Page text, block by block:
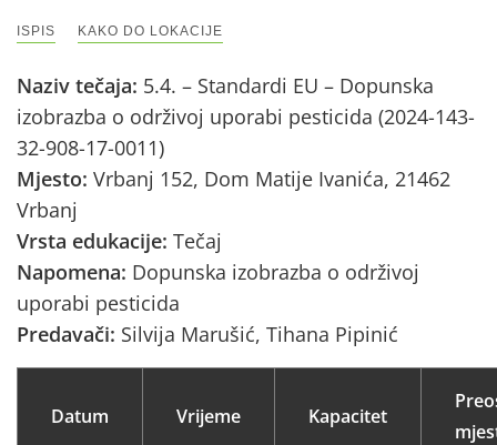
ISPIS KAKO DO LOKACIJE
Naziv tečaja: 5.4. – Standardi EU – Dopunska
izobrazba o održivoj uporabi pesticida (2024-143-
32-908-17-0011)
Mjesto: Vrbanj 152, Dom Matije Ivanića, 21462
Vrbanj
Vrsta edukacije: Tečaj
Napomena: Dopunska izobrazba o održivoj
uporabi pesticida
Predavači: Silvija Marušić, Tihana Pipinić
Datum Vrijeme Kapacitet